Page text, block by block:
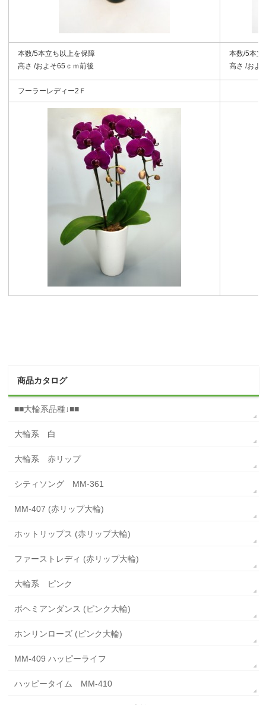
本数/5本立ち以上を保障
高さ /およそ65ｃｍ前後
本数/5本立
高さ /およ
フーラーレディー2Ｆ
商品カタログ
■■大輪系品種↓■■
大輪系 白
大輪系 赤リップ
シティソング MM-361
MM-407 (赤リップ大輪)
ホットリップス (赤リップ大輪)
ファーストレディ (赤リップ大輪)
大輪系 ピンク
ボヘミアンダンス (ピンク大輪)
ホンリンローズ (ピンク大輪)
MM-409 ハッピーライフ
ハッピータイム MM-410